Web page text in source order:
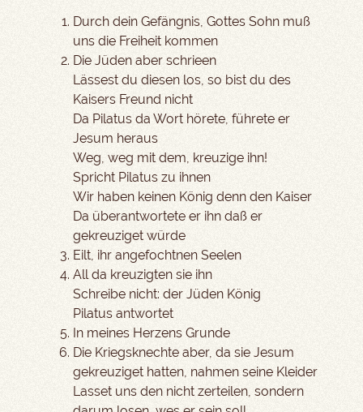
Durch dein Gefängnis, Gottes Sohn muß
uns die Freiheit kommen
Die Jüden aber schrieen
Lässest du diesen los, so bist du des
Kaisers Freund nicht
Da Pilatus da Wort hörete, führete er
Jesum heraus
Weg, weg mit dem, kreuzige ihn!
Spricht Pilatus zu ihnen
Wir haben keinen König denn den Kaiser
Da überantwortete er ihn daß er
gekreuziget würde
Eilt, ihr angefochtnen Seelen
All da kreuzigten sie ihn
Schreibe nicht: der Jüden König
Pilatus antwortet
In meines Herzens Grunde
Die Kriegsknechte aber, da sie Jesum
gekreuziget hatten, nahmen seine Kleider
Lasset uns den nicht zerteilen, sondern